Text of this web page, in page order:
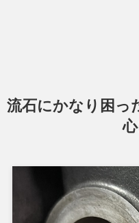
流石にかなり困っ